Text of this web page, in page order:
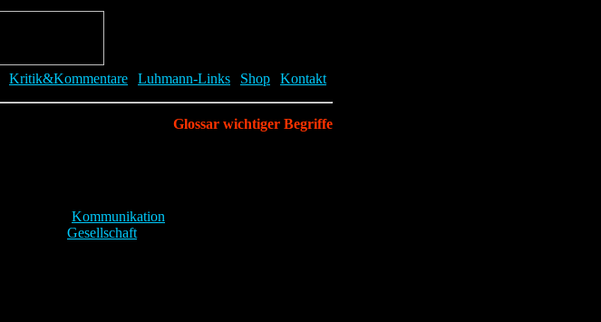
Kritik&Kommentare Luhmann-Links Shop Kontakt
Glossar wichtiger Begriffe
Kommunikation
Gesellschaft